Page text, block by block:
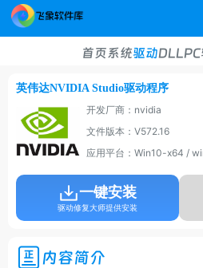
首页系统驱动DLL
英伟达NVIDIA Studio驱动程序
开发厂商：nvidia
文件版本：V572.16
应用平台：Win10-x64 /
一键安装
驱动修复大师提供安装
内容简介